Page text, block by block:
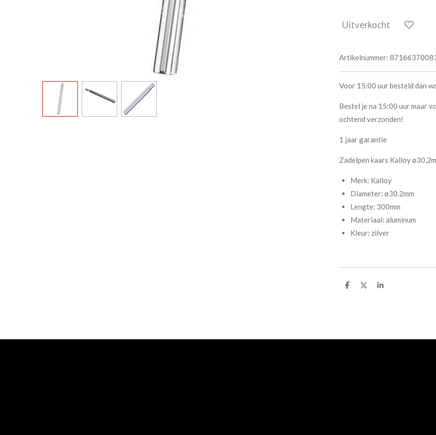
Uitverkocht
Artikelnummer:
Voor 15:00 uur besteld dan
Bestel je na 15:00 uur maar
ochtend verzonden!
1 jaar garantie
Zadelpen kaars Kalloy
Merk: Kalloy
Diameter: ø30.2mm
Lengte: 300mm
Materiaal: aluminum
Kleur: zilver
D
D
S